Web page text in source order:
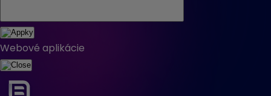
Webové aplikácie